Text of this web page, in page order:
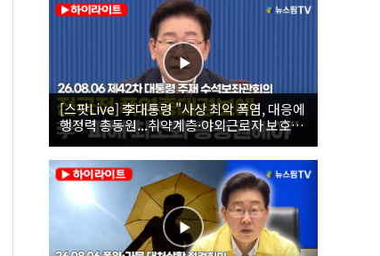
[스팟Live] 李대통령 "사상 최악 폭염, 대응에
행정력 총동원...취약계층·야외근로자 보호에
힘써야"｜26.08.06 제42차 대통령 주재 수석
보좌관회의